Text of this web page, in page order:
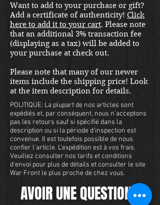
Want to add to your purchase or gift?
Add a certificate of authenticity! Click
here to add it to your cart. Please note
that an additional 3% transaction fee
(displaying as a tax) will be added to
your purchase at check out.
Please note that many of our newer
items include the shipping price! Look
at the item description for details.
POLITIQUE: La plupart de nos articles sont
expédiés et, par conséquent, nous n'acceptons
pas les retours sauf si spécifié dans la
description ou si la période d'inspection est
convenue. Il est toutefois possible de nous
confier l'article. L'expédition est à vos frais.
Veuillez consulter nos tarifs et conditions
d'envoi pour plus de détails et consulter le site
War Front le plus proche de chez vous.
AVOIR UNE QUESTION?